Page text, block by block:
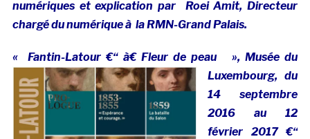
numériques et explication par Roei Amit, Directeur
chargé du numérique à la RMN-Grand Palais.
« Fantin-Latour €“ à€Fleur de peau », Musée du
Luxembourg, du
14 septembre
2016 au 12
février 2017 €“